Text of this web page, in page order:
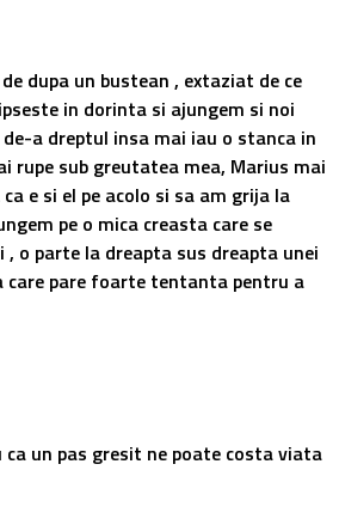
dupa un bustean , extaziat de ce
in dorinta si ajungem si noi
de-a dreptul insa mai iau o stanca in
rupe sub greutatea mea, Marius mai
e si el pe acolo si sa am grija la
pe o mica creasta care se
o parte la dreapta sus dreapta unei
care pare foarte tentanta pentru a
un pas gresit ne poate costa viata